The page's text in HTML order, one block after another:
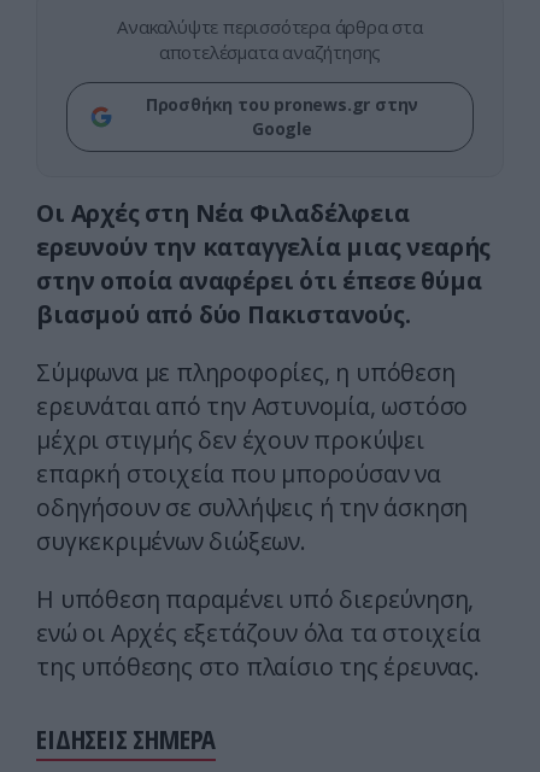
Ανακαλύψτε περισσότερα άρθρα στα
αποτελέσματα αναζήτησης
Προσθήκη του pronews.gr στην
Google
Οι Αρχές στη Νέα Φιλαδέλφεια
ερευνούν την καταγγελία μιας νεαρής
στην οποία αναφέρει ότι έπεσε θύμα
βιασμού από δύο Πακιστανούς.
Σύμφωνα με πληροφορίες, η υπόθεση
ερευνάται από την Αστυνομία, ωστόσο
μέχρι στιγμής δεν έχουν προκύψει
επαρκή στοιχεία που μπορούσαν να
οδηγήσουν σε συλλήψεις ή την άσκηση
συγκεκριμένων διώξεων.
Η υπόθεση παραμένει υπό διερεύνηση,
ενώ οι Αρχές εξετάζουν όλα τα στοιχεία
της υπόθεσης στο πλαίσιο της έρευνας.
ΕΙΔΗΣΕΙΣ ΣΗΜΕΡΑ